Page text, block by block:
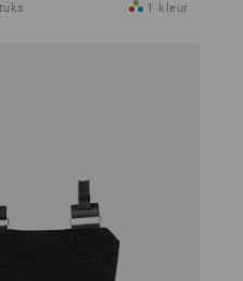
1 kleur